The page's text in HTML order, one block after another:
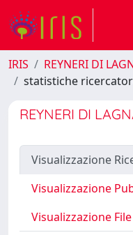
IRIS
REYNERI DI
statistiche
REYNERI DI
Visualizzazione
Visualizzazione
Visualizzazione File